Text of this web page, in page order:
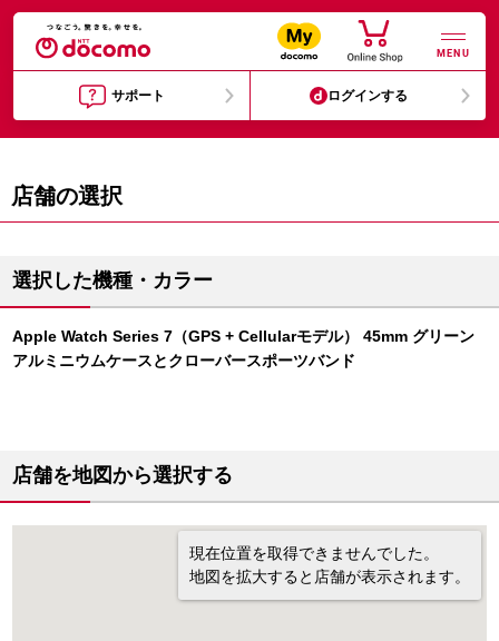
MENU
サポート ログインする
店舗の選択
選択した機種・カラー
Apple Watch Series 7（GPS + Cellularモデル） 45mm グリーン
アルミニウムケースとクローバースポーツバンド
店舗を地図から選択する
現在位置を取得できませんでした。
地図を拡大すると店舗が表示されます。